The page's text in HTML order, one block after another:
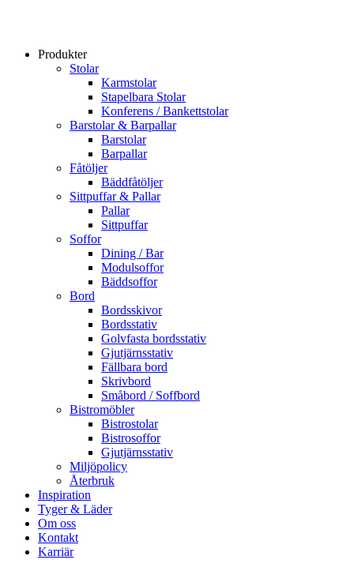
Produkter
Stolar
Karmstolar
Stapelbara Stolar
Konferens / Bankettstolar
Barstolar & Barpallar
Barstolar
Barpallar
Fåtöljer
Bäddfåtöljer
Sittpuffar & Pallar
Pallar
Sittpuffar
Soffor
Dining / Bar
Modulsoffor
Bäddsoffor
Bord
Bordsskivor
Bordsstativ
Golvfasta bordsstativ
Gjutjärnsstativ
Fällbara bord
Skrivbord
Småbord / Soffbord
Bistromöbler
Bistrostolar
Bistrosoffor
Gjutjärnsstativ
Miljöpolicy
Återbruk
Inspiration
Tyger & Läder
Om oss
Kontakt
Karriär